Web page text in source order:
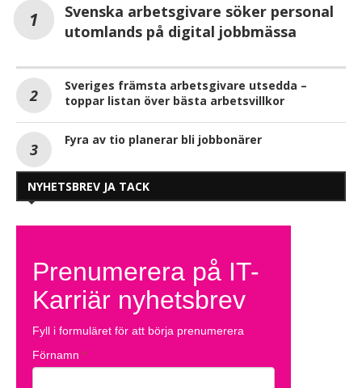
Svenska arbetsgivare söker personal
utomlands på digital jobbmässa
Sveriges främsta arbetsgivare utsedda –
toppar listan över bästa arbetsvillkor
Fyra av tio planerar bli jobbonärer
NYHETSBREV JA TACK